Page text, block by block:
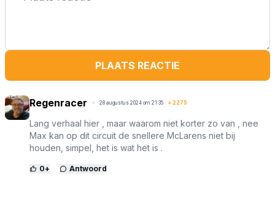
PLAATS REACTIE
Regenracer 28 augustus 2024 om 21:35 + 2275
Lang verhaal hier , maar waarom niet korter zo van , nee
Max kan op dit circuit de snellere McLarens niet bij
houden, simpel, het is wat het is .
0+ Antwoord